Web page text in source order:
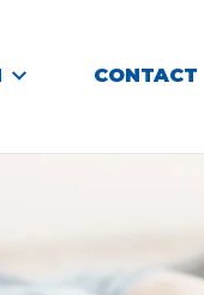
CONTACT